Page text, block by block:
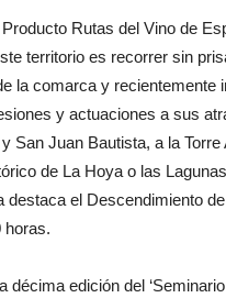
Rutas del Vino de
territorio es recorrer sin
la comarca y recientemente
y actuaciones a sus
San Juan Bautista, a la
de La Hoya o las
el Descendimiento
horas.
décima edición del